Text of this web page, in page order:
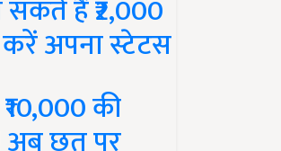
हैं ₹2,000
अपना स्टेटस
की